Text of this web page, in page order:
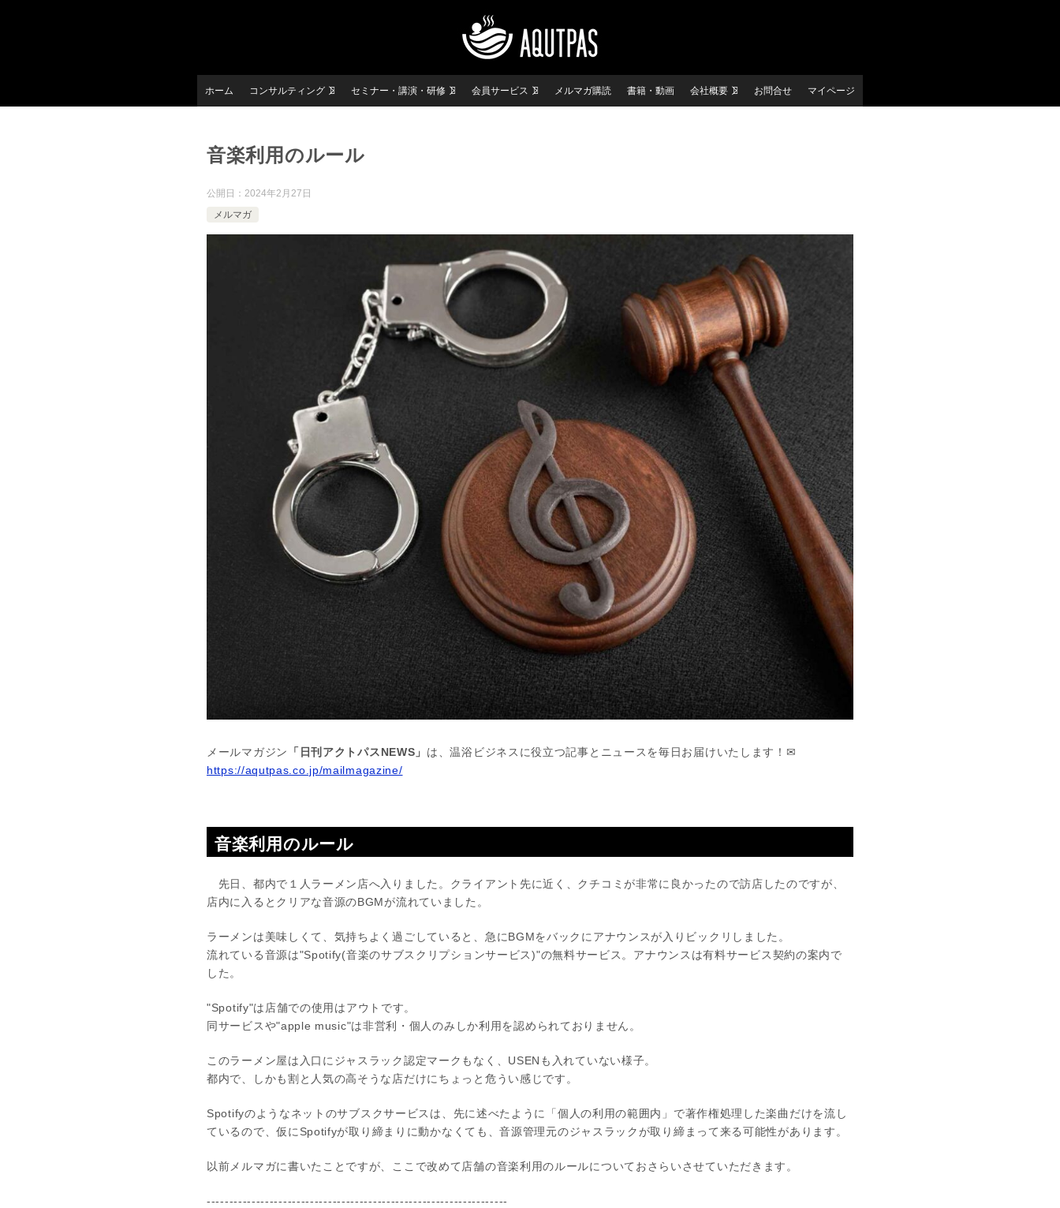
ホーム コンサルティング セミナー・講演・研修 会員サービス メルマガ購読 書籍・動画 会社概要 お問合せ マイページ
音楽利用のルール
公開日： 2024年2月27日
メルマガ
メールマガジン 「日刊アクトパスNEWS」 は、温浴ビジネスに役立つ記事とニュースを毎日お届けいたします！✉
https://aqutpas.co.jp/mailmagazine/
音楽利用のルール
先日、都内で１人ラーメン店へ入りました。クライアント先に近く、クチコミが非常に良かったので訪店したのですが、
店内に入るとクリアな音源のBGMが流れていました。
ラーメンは美味しくて、気持ちよく過ごしていると、急にBGMをバックにアナウンスが入りビックリしました。
流れている音源は"Spotify(音楽のサブスクリプションサービス)"の無料サービス。アナウンスは有料サービス契約の案内で
した。
"Spotify"は店舗での使用はアウトです。
同サービスや"apple music"は非営利・個人のみしか利用を認められておりません。
このラーメン屋は入口にジャスラック認定マークもなく、USENも入れていない様子。
都内で、しかも割と人気の高そうな店だけにちょっと危うい感じです。
Spotifyのようなネットのサブスクサービスは、先に述べたように「個人の利用の範囲内」で著作権処理した楽曲だけを流し
ているので、仮にSpotifyが取り締まりに動かなくても、音源管理元のジャスラックが取り締まって来る可能性があります。
以前メルマガに書いたことですが、ここで改めて店舗の音楽利用のルールについておさらいさせていただきます。
-------------------------------------------------------------------